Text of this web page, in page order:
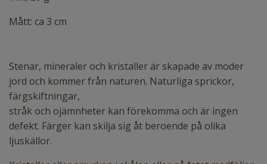
Mått: ca 3 cm
Stenar, mineraler och kristaller är skapade av moder
jord och kommer från naturen. Naturliga sprickor,
färgskiftningar,
stråk och ojämnheter kan förekomma och är ingen
defekt. Färger kan skilja sig åt beroende på olika
ljuskällor.